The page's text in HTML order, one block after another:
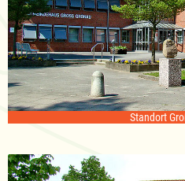
Standort